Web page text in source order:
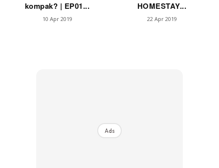
kompak? | EP01...
10 Apr 2019
HOMESTAY...
22 Apr 2019
Ads